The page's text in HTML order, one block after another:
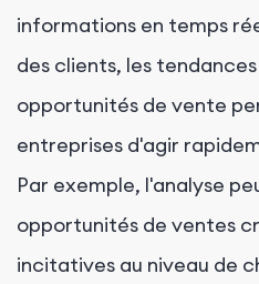
informations en temps
des clients, les
opportunités de vente
entreprises d'agir
Par exemple, l'analyse
opportunités de ventes
incitatives au niveau de